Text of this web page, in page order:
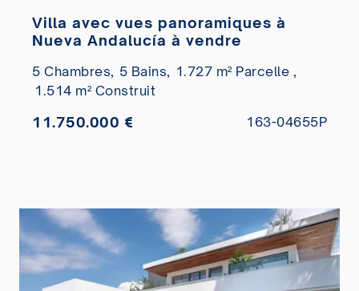
Villa avec vues panoramiques à
Nueva Andalucía à vendre
5 Chambres, 5 Bains, 1.727 m² Parcelle ,
1.514 m² Construit
11.750.000 € 163-04655P